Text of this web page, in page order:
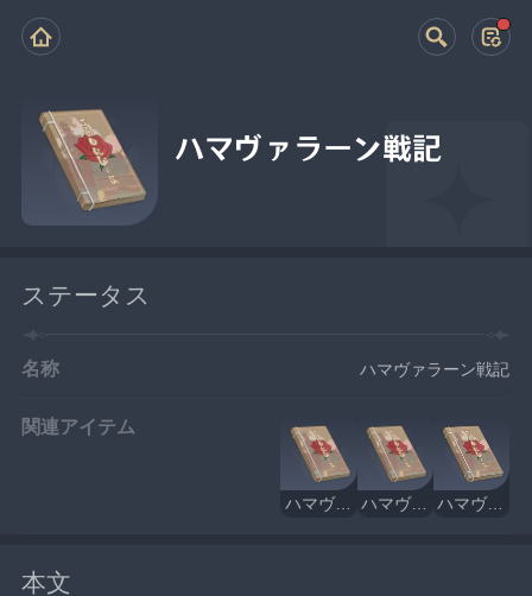
ハマヴァラーン戦記
ステータス
名称 ハマヴァラーン戦記
関連アイテム
ハマヴァラーン戦記・序言 ハマヴァラーン戦記・1 ハマヴァラーン戦記・2
本文